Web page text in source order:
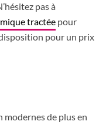
pas à
tractée pour
pour un prix
modernes de plus en